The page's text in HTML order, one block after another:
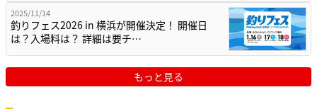
2025/11/14
釣りフェス2026 in 横浜が開催決定！ 開催日
は？入場料は？ 詳細は要チ…
もっと見る